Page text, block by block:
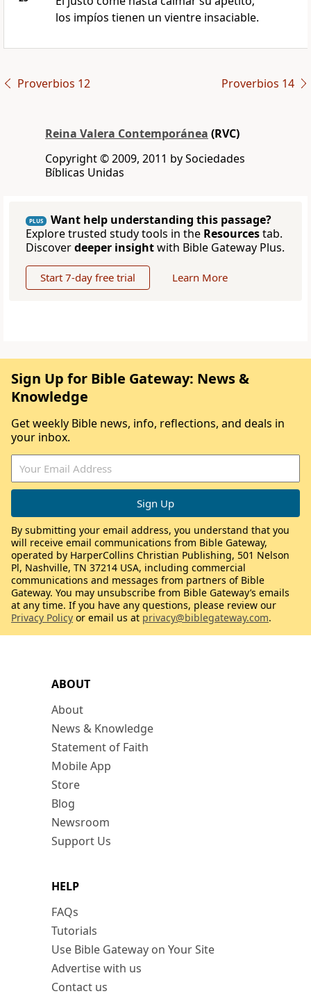
los impíos tienen un vientre insaciable.
Proverbios 12 Proverbios 14
Reina Valera Contemporánea (RVC)
Copyright © 2009, 2011 by Sociedades
Bíblicas Unidas
PLUS
Want help understanding this passage?
Explore trusted study tools in the Resourcestab.
Discoverdeeper insightwith Bible Gateway Plus.
Start 7-day free trial Learn More
ABOUT
About
News & Knowledge
Statement of Faith
Mobile App
Store
Blog
Newsroom
Support Us
HELP
FAQs
Tutorials
Use Bible Gateway on Your Site
Advertise with us
Contact us
Sign Up for Bible Gateway: News &
Knowledge
Get weekly Bible news, info, reflections, and deals in
your inbox.
By submitting your email address, you understand that you
will receive email communications from Bible Gateway,
operated by HarperCollins Christian Publishing, 501 Nelson
Pl, Nashville, TN 37214 USA, including commercial
communications and messages from partners of Bible
Gateway. You may unsubscribe from Bible Gateway’s emails
at any time. If you have any questions, please review our
Privacy Policy or email us at privacy@biblegateway.com.